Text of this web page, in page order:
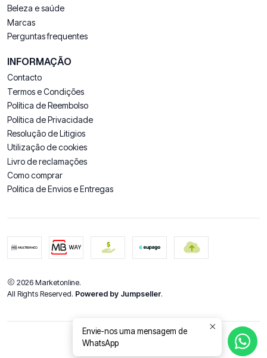
Beleza e saúde
Marcas
Perguntas frequentes
INFORMAÇÃO
Contacto
Termos e Condições
Política de Reembolso
Política de Privacidade
Resolução de Litigios
Utilização de cookies
Livro de reclamações
Como comprar
Politica de Envios e Entregas
2026 Marketonline.
All Rights Reserved. Powered by Jumpseller.
DE VOLTA AO TOPO
Envie-nos uma mensagem de
WhatsApp